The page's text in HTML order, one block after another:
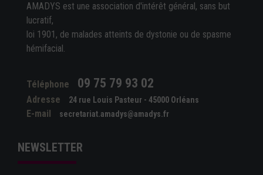
AMADYS est une association d'intérêt général, sans but
lucratif,
loi 1901, de malades atteints de dystonie ou de spasme
hémifacial.
Téléphone 09 75 79 93 02
Adresse 24 rue Louis Pasteur - 45000 Orléans
E-mail secretariat.amadys@amadys.fr
NEWSLETTER